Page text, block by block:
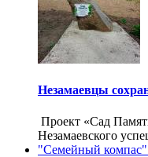
Незамаевцы
Проект «Сад
Незамаевского
"Семейный компас"